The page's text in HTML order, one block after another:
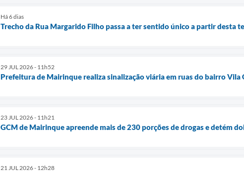
Há 6 dias
Trecho da Rua Margarido Filho passa a ter sentido único a partir desta
29 JUL 2026 - 11h52
Prefeitura de Mairinque realiza sinalização viária em ruas do bairro Vila
23 JUL 2026 - 11h21
GCM de Mairinque apreende mais de 230 porções de drogas e detém
21 JUL 2026 - 12h28